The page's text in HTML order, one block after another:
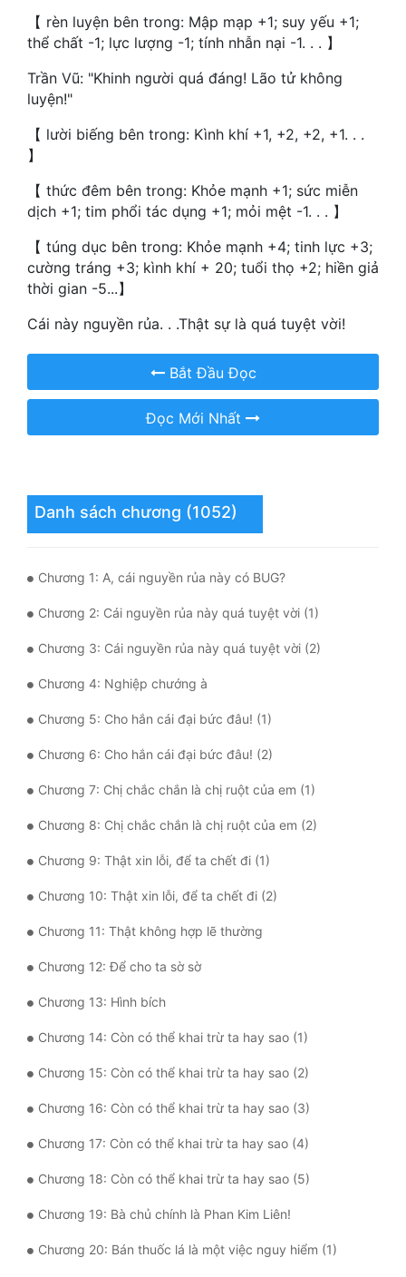
Huyền Ảo
Hệ Thống
Học Đường
Khoa Huyễn Không Gian
Kinh Dị
Kiếm Hiệp
Kỳ Huyễn
Kỳ Ảo
Linh Dị
Mưu Mô
Mạt Thế
Mỹ Thực
Ngôn Tình
Ngược
Nữ Cường
Nữ Phụ
Phong Thủy - Tâm Linh
Phương Tây
Phản Phái
Quan Trường
Quân Sự
Sảng Văn
Sủng
Thanh Xuân
Tiên Hiệp
Tiểu Thuyết
Trinh Thám
Triều Đấu
【 rèn luyện bên trong: Mập mạp +1; suy yếu +1;
thể chất -1; lực lượng -1; tính nhẫn nại -1. . . 】
Trần Vũ: "Khinh người quá đáng! Lão tử không
luyện!"
【 lười biếng bên trong: Kình khí +1, +2, +2, +1. . .
】
【 thức đêm bên trong: Khỏe mạnh +1; sức miễn
dịch +1; tim phổi tác dụng +1; mỏi mệt -1. . . 】
【 túng dục bên trong: Khỏe mạnh +4; tinh lực +3;
cường tráng +3; kình khí + 20; tuổi thọ +2; hiền giả
thời gian -5...】
Cái này nguyền rủa. . .Thật sự là quá tuyệt vời!
Bắt Đầu Đọc
Đọc Mới Nhất
Danh sách chương (1052)
Chương 1: A, cái nguyền rủa này có BUG?
Chương 2: Cái nguyền rủa này quá tuyệt vời (1)
Chương 3: Cái nguyền rủa này quá tuyệt vời (2)
Chương 4: Nghiệp chướng à
Chương 5: Cho hắn cái đại bức đâu! (1)
Chương 6: Cho hắn cái đại bức đâu! (2)
Chương 7: Chị chắc chắn là chị ruột của em (1)
Chương 8: Chị chắc chắn là chị ruột của em (2)
Chương 9: Thật xin lỗi, để ta chết đi (1)
Chương 10: Thật xin lỗi, để ta chết đi (2)
Chương 11: Thật không hợp lẽ thường
Chương 12: Để cho ta sờ sờ
Chương 13: Hình bích
Chương 14: Còn có thể khai trừ ta hay sao (1)
Chương 15: Còn có thể khai trừ ta hay sao (2)
Chương 16: Còn có thể khai trừ ta hay sao (3)
Chương 17: Còn có thể khai trừ ta hay sao (4)
Chương 18: Còn có thể khai trừ ta hay sao (5)
Chương 19: Bà chủ chính là Phan Kim Liên!
Chương 20: Bán thuốc lá là một việc nguy hiểm (1)